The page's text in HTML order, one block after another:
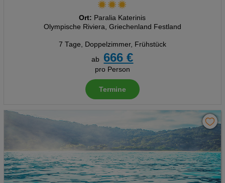
Ort: Paralia Katerinis
Olympische Riviera, Griechenland Festland
7 Tage, Doppelzimmer, Frühstück
ab
666 €
pro Person
Termine